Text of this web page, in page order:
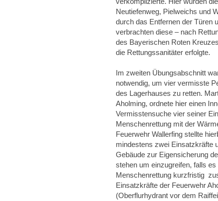
Neutiefenweg, Pielweichs und
durch das Entfernen der Türen
verbrachten diese – nach
des Bayerischen Roten
die Rettungssanitäter erfolgte.
Im zweiten Übungsabschnitt
notwendig, um vier vermisste
des Lagerhauses zu retten.
Aholming, ordnete hier einen
Vermisstensuche vier seiner
Menschenrettung mit der
Feuerwehr Wallerfing stellte
mindestens zwei Einsatzkräfte
Gebäude zur Eigensicherung
stehen um einzugreifen, falls
Menschenrettung kurzfristig
Einsatzkräfte der Feuerwehr
(Oberflurhydrant vor dem